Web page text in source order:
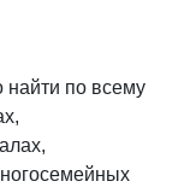
по всему